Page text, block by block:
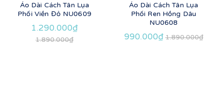
Áo Dài Cách Tân Lụa
Phối Viền Đỏ NU0609
1.290.000₫
1.890.000₫
Áo Dài Cách Tân Lụa
Phối Ren Hồng Dâu
NU0608
990.000₫ 1.890.000₫